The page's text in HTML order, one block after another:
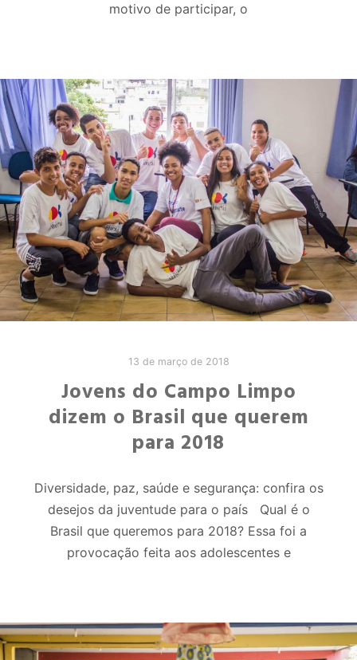
motivo de participar, o
13 de março de 2018
Jovens do Campo Limpo
dizem o Brasil que querem
para 2018
Diversidade, paz, saúde e segurança: confira os
desejos da juventude para o país Qual é o
Brasil que queremos para 2018? Essa foi a
provocação feita aos adolescentes e